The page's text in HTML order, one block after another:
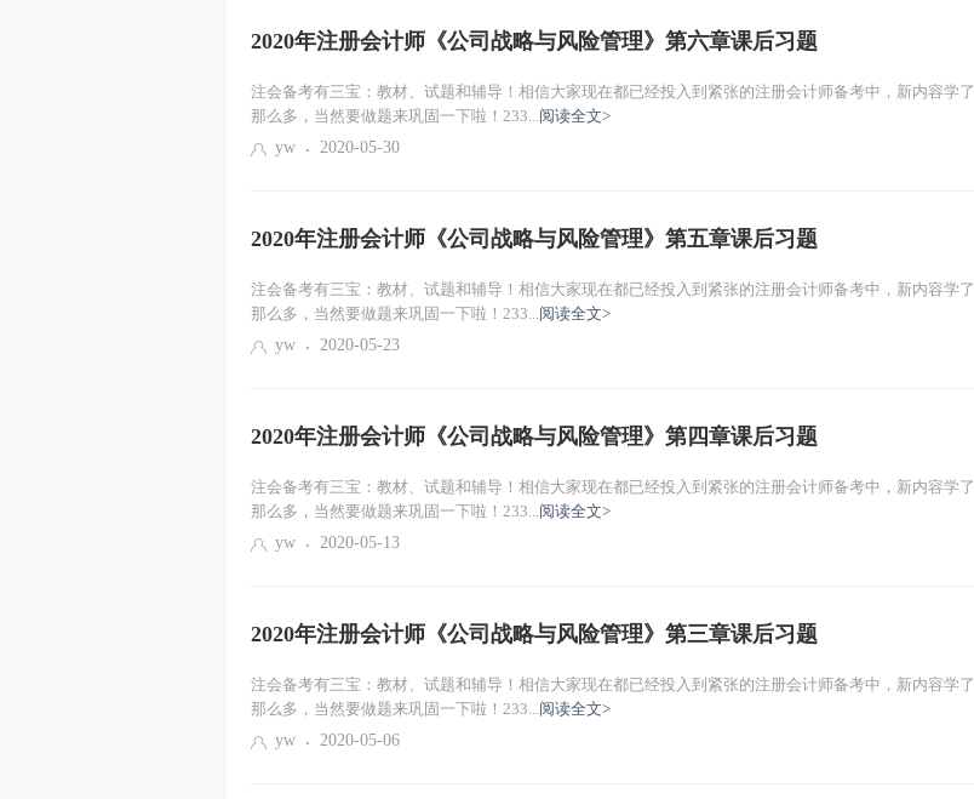
2020年注册会计师《公司战略与风险管理》第六章课后习题
注会备考有三宝：教材、试题和辅导！相信大家现在都已经投入到紧张的注册会计师备考中，新内容学了
那么多，当然要做题来巩固一下啦！233...阅读全文>
yw
2020-05-30
2020年注册会计师《公司战略与风险管理》第五章课后习题
注会备考有三宝：教材、试题和辅导！相信大家现在都已经投入到紧张的注册会计师备考中，新内容学了
那么多，当然要做题来巩固一下啦！233...阅读全文>
yw
2020-05-23
2020年注册会计师《公司战略与风险管理》第四章课后习题
注会备考有三宝：教材、试题和辅导！相信大家现在都已经投入到紧张的注册会计师备考中，新内容学了
那么多，当然要做题来巩固一下啦！233...阅读全文>
yw
2020-05-13
2020年注册会计师《公司战略与风险管理》第三章课后习题
注会备考有三宝：教材、试题和辅导！相信大家现在都已经投入到紧张的注册会计师备考中，新内容学了
那么多，当然要做题来巩固一下啦！233...阅读全文>
yw
2020-05-06